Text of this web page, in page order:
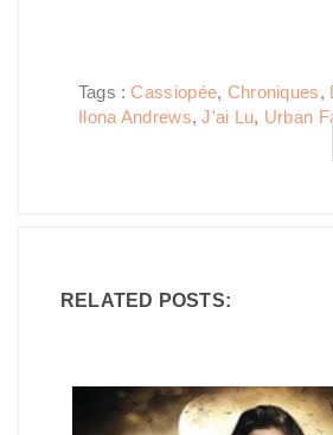
Tags :Cassiopée, Chroniques,
Ilona Andrews,J'ai Lu, Urban
RELATED POSTS: